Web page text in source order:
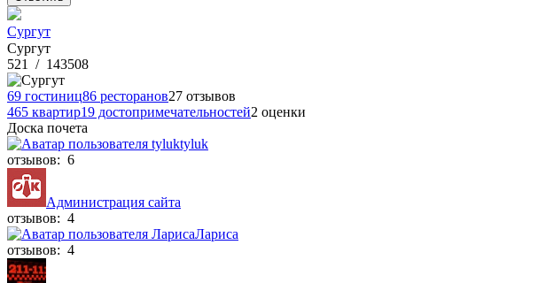
Сургут
Сургут
521
/ 143508
69 гостиниц86 ресторанов27 отзывов
465 квартир19 достопримечательностей2 оценки
Доска почета
tyluk
отзывов: 6
Администрация сайта
отзывов: 4
Лариса
отзывов: 4